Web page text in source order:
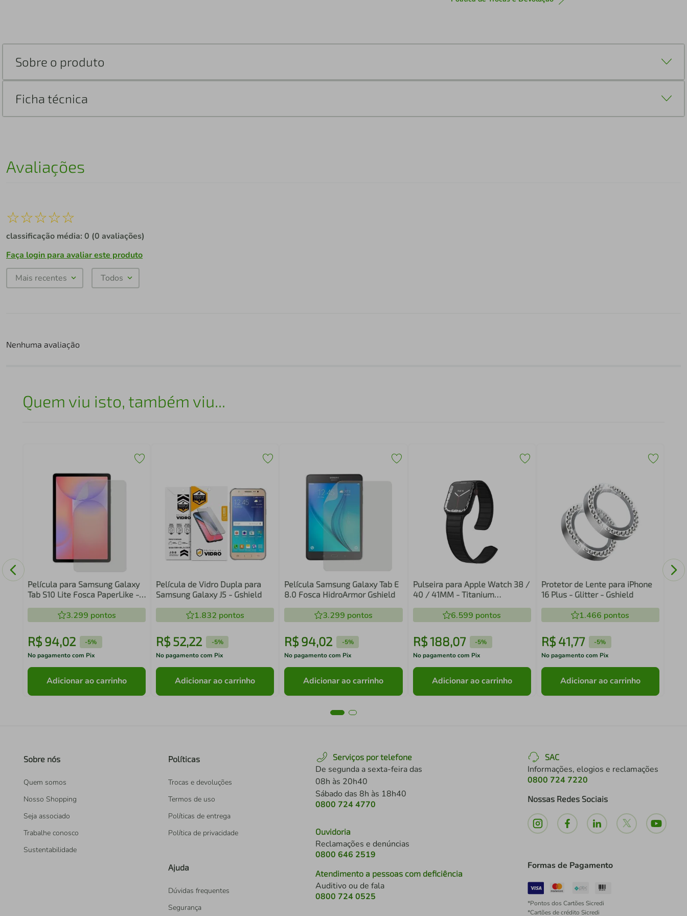
Sobre o produto
Ficha técnica
Avaliações
☆☆☆☆☆
classificação média: 0 (0 avaliações)
Faça login para avaliar este produto
Mais recentes Todos
Nenhuma avaliação
Quem viu isto, também viu...
Película para Samsung Galaxy
Tab S10 Lite Fosca PaperLike -
HidroArmor - Gshield
3.299 pontos
R$ 94,02 -5%
No pagamento com Pix
Adicionar ao carrinho
Película de Vidro Dupla para
Samsung Galaxy J5 - Gshield
1.832 pontos
R$ 52,22 -5%
No pagamento com Pix
Adicionar ao carrinho
Película Samsung Galaxy Tab E
8.0 Fosca HidroArmor Gshield
3.299 pontos
R$94,02 -5%
No pagamento com Pix
Adicionar ao carrinho
Pulseira para Apple Watch 38 /
40 / 41MM - Titanium
6.599 pontos
R$188,07 -5%
No pagamento com Pix
Adicionar ao carrinho
Protetor de Lente para iPhone
16 Plus - Glitter - Gshield
1.466 pontos
R$ 41,77 -5%
No pagamento com Pix
Adicionar ao carrinho
Sobre nós
Quem somos
Nosso Shopping
Seja associado
Trabalhe conosco
Sustentabilidade
Políticas
Trocas e devoluções
Termos de uso
Políticas de entrega
Política de privacidade
Ajuda
Dúvidas frequentes
Segurança
Serviços por telefone
De segunda a sexta-feira das
08h às 20h40
Sábado das 8h às 18h40
0800 724 4770
Ouvidoria
Reclamações e denúncias
0800 646 2519
Atendimento a pessoas com deficiência
Auditivo ou de fala
0800 724 0525
SAC
Informações, elogios e reclamações
0800 724 7220
Nossas Redes Sociais
Formas de Pagamento
*Pontos dos Cartões Sicredi
*Cartões de crédito Sicredi